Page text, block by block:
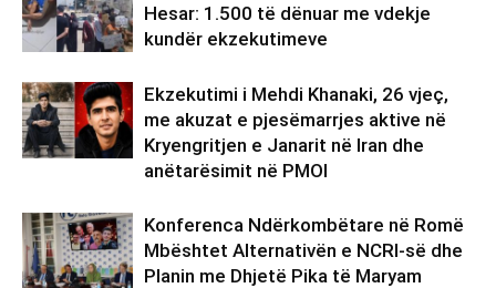
Hesar: 1.500 të dënuar me vdekje
kundër ekzekutimeve
Ekzekutimi i Mehdi Khanaki, 26 vjeç,
me akuzat e pjesëmarrjes aktive në
Kryengritjen e Janarit në Iran dhe
anëtarësimit në PMOI
Konferenca Ndërkombëtare në Romë
Mbështet Alternativën e NCRI-së dhe
Planin me Dhjetë Pika të Maryam